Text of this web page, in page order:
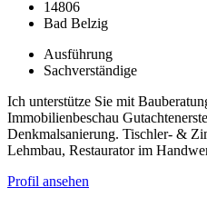
14806
Bad Belzig
Ausführung
Sachverständige
Ich unterstütze Sie mit
Immobilienbeschau
Denkmalsanierung. Tischler- &
Lehmbau, Restaurator im
Profil ansehen